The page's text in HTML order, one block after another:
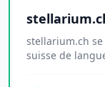
stellarium.ch
suisse de